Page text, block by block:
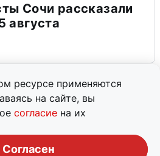
ресурсе применяются
на сайте, вы
согласие на их
Согласен
Сочи рассказали
августа